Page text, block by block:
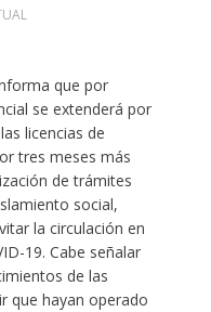
que por
se extenderá por
licencias de
tres meses más
de trámites
social,
la circulación en
19. Cabe señalar
de las
que hayan operado